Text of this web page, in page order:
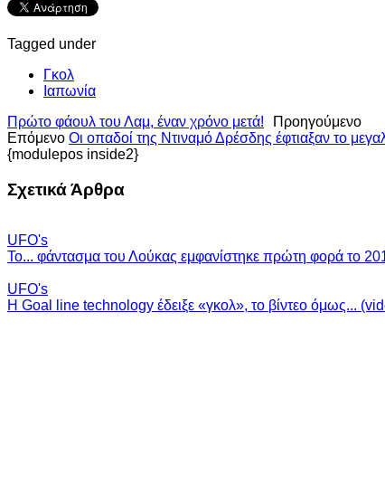
Tagged under
Γκολ
Ιαπωνία
Προηγούμενο
Πρώτο φάουλ του Λαμ, έναν χρόνο μετά!
Επόμενο Οι οπαδοί της Ντιναμό Δρέσδης έφτιαξαν το
{modulepos inside2}
Σχετικά Άρθρα
UFO's
Το... φάντασμα του Λούκας εμφανίστηκε πρώτη φορά το
UFO's
H Goal line technology έδειξε «γκολ», το βίντεο όμως...